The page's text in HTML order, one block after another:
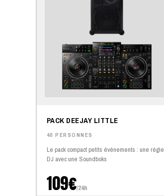
PACK DEEJAY LITTLE
40 PERSONNES
Le pack compact petits événements : une régie
DJ avec une Soundboks
109€/24h